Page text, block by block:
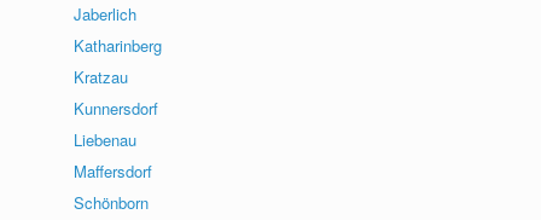
Jaberlich
Katharinberg
Kratzau
Kunnersdorf
Liebenau
Maffersdorf
Schönborn